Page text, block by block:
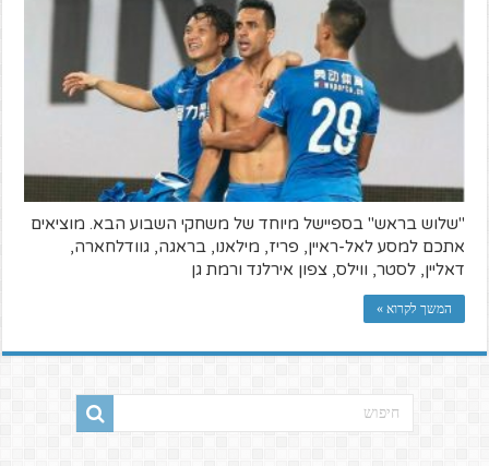
"שלוש בראש" בספיישל מיוחד של משחקי השבוע הבא. מוציאים
אתכם למסע לאל-ראיין, פריז, מילאנו, בראגה, גוודלחארה,
דאליין, לסטר, ווילס, צפון אירלנד ורמת גן​
המשך לקרוא »